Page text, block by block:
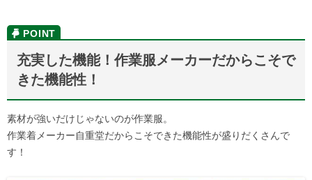
充実した機能！作業服メーカーだからこそで
きた機能性！
素材が強いだけじゃないのが作業服。
作業着メーカー自重堂だからこそできた機能性が盛りだくさんで
す！